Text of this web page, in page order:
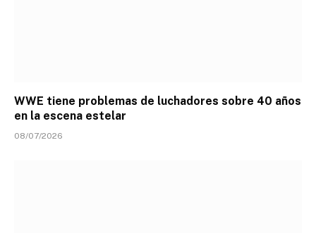
WWE tiene problemas de luchadores sobre 40 años
en la escena estelar
08/07/2026